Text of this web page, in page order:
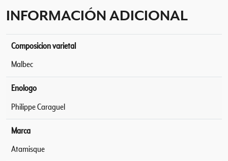
INFORMACIÓN ADICIONAL
Composicion varietal
Malbec
Enologo
Philippe Caraguel
Marca
Atamisque